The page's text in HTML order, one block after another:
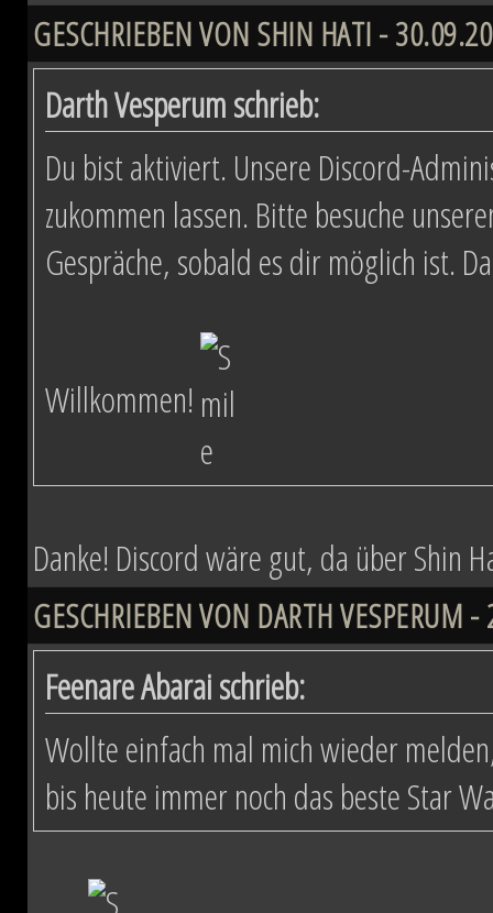
GESCHRIEBEN VON SHIN HATI -
Darth Vesperum schrieb:
Du bist aktiviert. Unsere Discord-
zukommen lassen. Bitte besuche
Gespräche, sobald es dir möglich ist.
Willkommen!
Danke! Discord wäre gut, da über Shin
GESCHRIEBEN VON DARTH
Feenare Abarai schrieb:
Wollte einfach mal mich wieder
bis heute immer noch das beste Star